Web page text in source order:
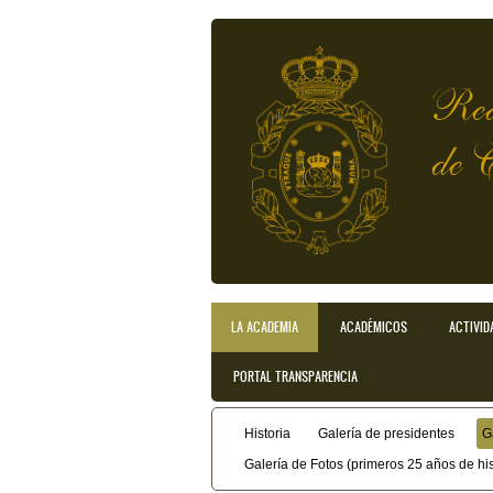
de
Menú principal
LA ACADEMIA ACADÉMICOS
PORTAL TRANSPARENCIA
Historia Galería de presidentes
Galería de Fotos (primeros 25 años de